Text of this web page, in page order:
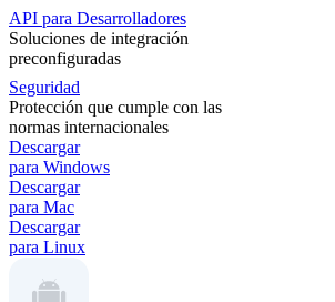
API para Desarrolladores
Soluciones de integración
preconfiguradas
Seguridad
Protección que cumple con las
normas internacionales
Descargar
para Windows
Descargar
para Mac
Descargar
para Linux